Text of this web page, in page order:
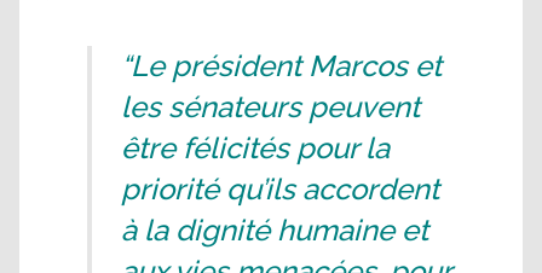
“Le président Marcos et
les sénateurs peuvent
être félicités pour la
priorité qu’ils accordent
à la dignité humaine et